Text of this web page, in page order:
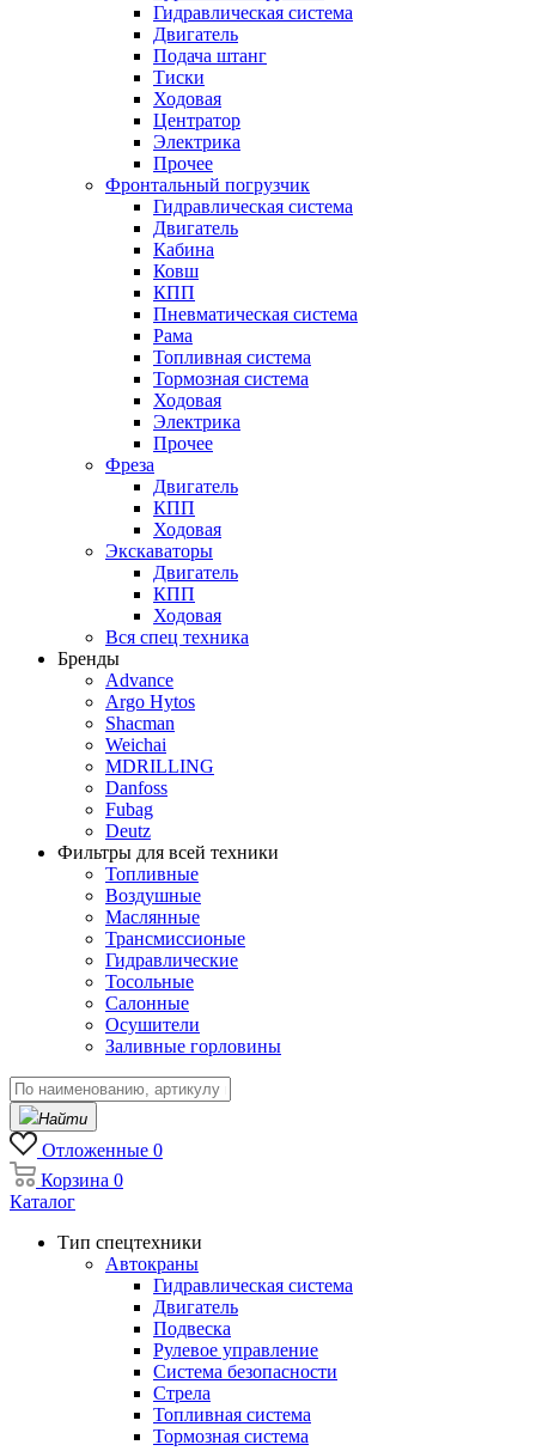
Гидравлическая система
Двигатель
Подача штанг
Тиски
Ходовая
Центратор
Электрика
Прочее
Фронтальный погрузчик
Гидравлическая система
Двигатель
Кабина
Ковш
КПП
Пневматическая система
Рама
Топливная система
Тормозная система
Ходовая
Электрика
Прочее
Фреза
Двигатель
КПП
Ходовая
Экскаваторы
Двигатель
КПП
Ходовая
Вся спец техника
Бренды
Advance
Argo Hytos
Shacman
Weichai
MDRILLING
Danfoss
Fubag
Deutz
Фильтры для всей техники
Топливные
Воздушные
Маслянные
Трансмиссионые
Гидравлические
Тосольные
Салонные
Осушители
Заливные горловины
Найти
Отложенные 0
Корзина 0
Каталог
Тип спецтехники
Автокраны
Гидравлическая система
Двигатель
Подвеска
Рулевое управление
Система безопасности
Стрела
Топливная система
Тормозная система